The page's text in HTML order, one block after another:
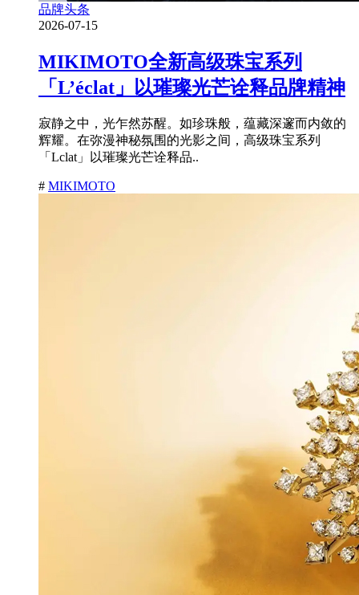
品牌头条
2026-07-15
MIKIMOTO全新高级珠宝系列
「L’éclat」以璀璨光芒诠释品牌精神
寂静之中，光乍然苏醒。如珍珠般，蕴藏深邃而内敛的
辉耀。在弥漫神秘氛围的光影之间，高级珠宝系列
「Lclat」以璀璨光芒诠释品..
# MIKIMOTO